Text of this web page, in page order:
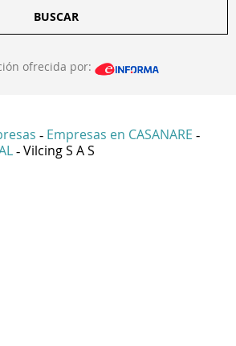
BUSCAR
ofrecida por:
- Empresas en CASANARE -
- Vilcing S A S